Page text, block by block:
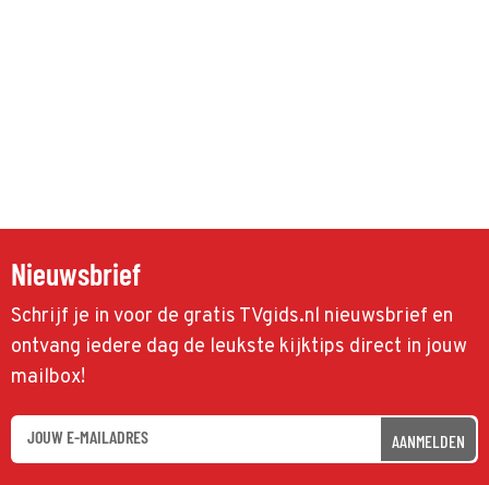
Nieuwsbrief
Schrijf je in voor de gratis TVgids.nl nieuwsbrief en
ontvang iedere dag de leukste kijktips direct in jouw
mailbox!
AANMELDEN